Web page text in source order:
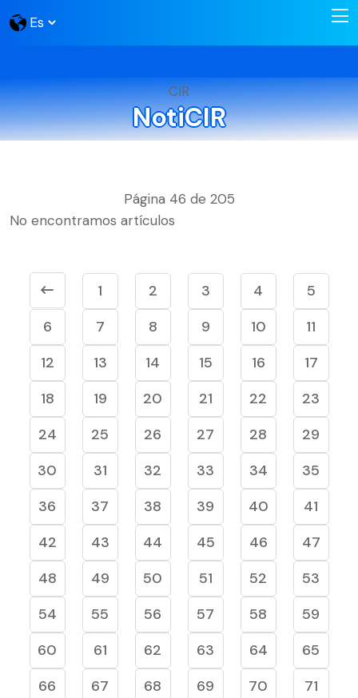
CIR
NotiCIR
Página 46 de 205
No encontramos artículos
1 2 3 4
5
6
7 8 9 10
11
12
13 14 15 16
17
18
19 20 21 22
23
24
25 26 27 28
29
30
31 32 33 34
35
36
37 38 39 40
41
42
43 44 45 46
47
48
49 50 51 52
53
54
55 56 57 58
59
60
61 62 63 64
65
66
67 68 69 70
71